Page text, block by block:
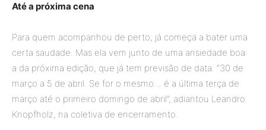
Até a próxima cena
Para quem acompanhou de perto, já começa a bater uma
certa saudade. Mas ela vem junto de uma ansiedade boa:
a da próxima edição, que já tem previsão de data. “30 de
março a 5 de abril. Se for o mesmo… é a última terça de
março até o primeiro domingo de abril”, adiantou Leandro
Knopfholz, na coletiva de encerramento.